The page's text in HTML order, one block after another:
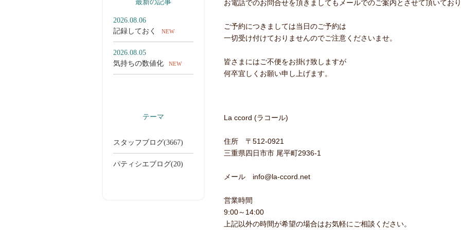
お電話でのお問合せを頂きましてもメールでのご案内とさせて頂いてお
ご予約につきましては当日のご予約は
一切受け付けておりませんのでご注意くださいませ。
皆さまにはご不便をお掛け致しますが
何卒宜しくお願い申し上げます。
La ccord (ラコール)
住所 〒512-0921
三重県四日市市 尾平町2936-1
メール info@la-ccord.net
営業時間
9:00～14:00
上記以外の時間が希望の場合はお気軽にご相談ください。
最新の記事
2026.08.06
記録しておく
NEW
2026.08.05
気持ちの数値化
NEW
テーマ
スタッフブログ(3667)
パティシエブログ(20)